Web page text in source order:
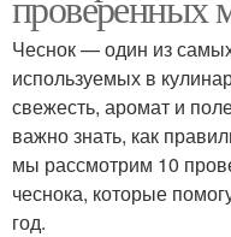
Чеснок — один из
используемых в
свежесть, аромат и
важно знать, как
мы рассмотрим 10
чеснока, которые
год.